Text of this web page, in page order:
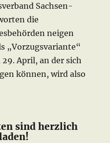
Sachsen-
die
neigen
„Vorzugsvariante“
April, an der sich
können, wird also
sind herzlich